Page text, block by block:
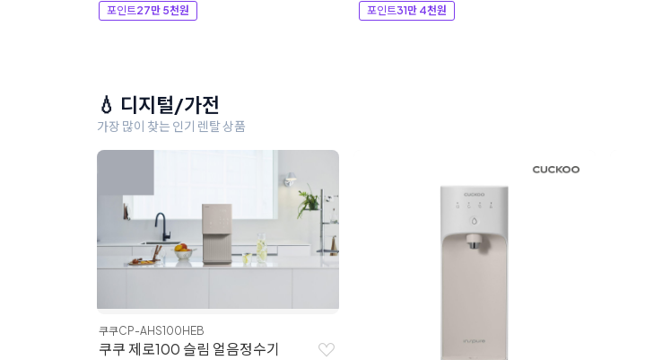
포인트27만 5천원 포인트31만 4천원
💧 디지털/가전
가장 많이 찾는 인기 렌탈 상품
쿠쿠CP-AHS100HEB
쿠쿠 제로100 슬림 얼음정수기